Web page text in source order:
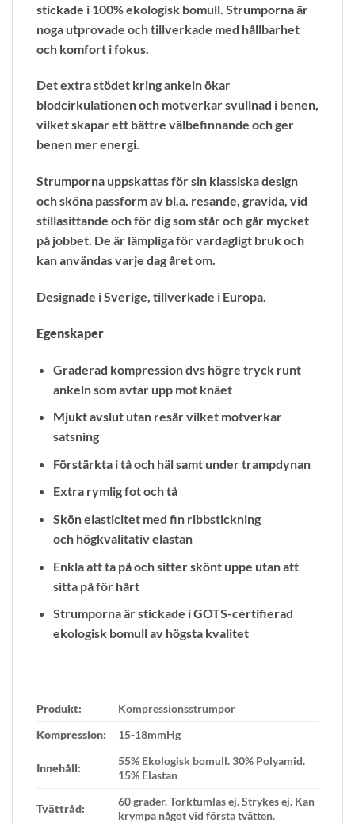
stickade i 100% ekologisk bomull. Strumporna är
noga utprovade och tillverkade med hållbarhet
och komfort i fokus.
Det extra stödet kring ankeln ökar
blodcirkulationen och motverkar svullnad i benen,
vilket skapar ett bättre välbefinnande och ger
benen mer energi.
Strumporna uppskattas för sin klassiska design
och sköna passform av bl.a. resande, gravida, vid
stillasittande och för dig som står och går mycket
på jobbet. De är lämpliga för vardagligt bruk och
kan användas varje dag året om.
Designade i Sverige, tillverkade i Europa.
Egenskaper
Graderad kompression dvs högre tryck runt
ankeln som avtar upp mot knäet
Mjukt avslut utan resår vilket motverkar
satsning
Förstärkta i tå och häl samt under trampdynan
Extra rymlig fot och tå
Skön elasticitet med fin ribbstickning
och högkvalitativ elastan
Enkla att ta på och sitter skönt uppe utan att
sitta på för hårt
Strumporna är stickade i GOTS-certifierad
ekologisk bomull av högsta kvalitet
Produkt:
Kompressionsstrumpor
Kompression:
15-18mmHg
Innehåll:
55% Ekologisk bomull. 30% Polyamid.
15% Elastan
Tvättråd:
60 grader. Torktumlas ej. Strykes ej. Kan
krympa något vid första tvätten.